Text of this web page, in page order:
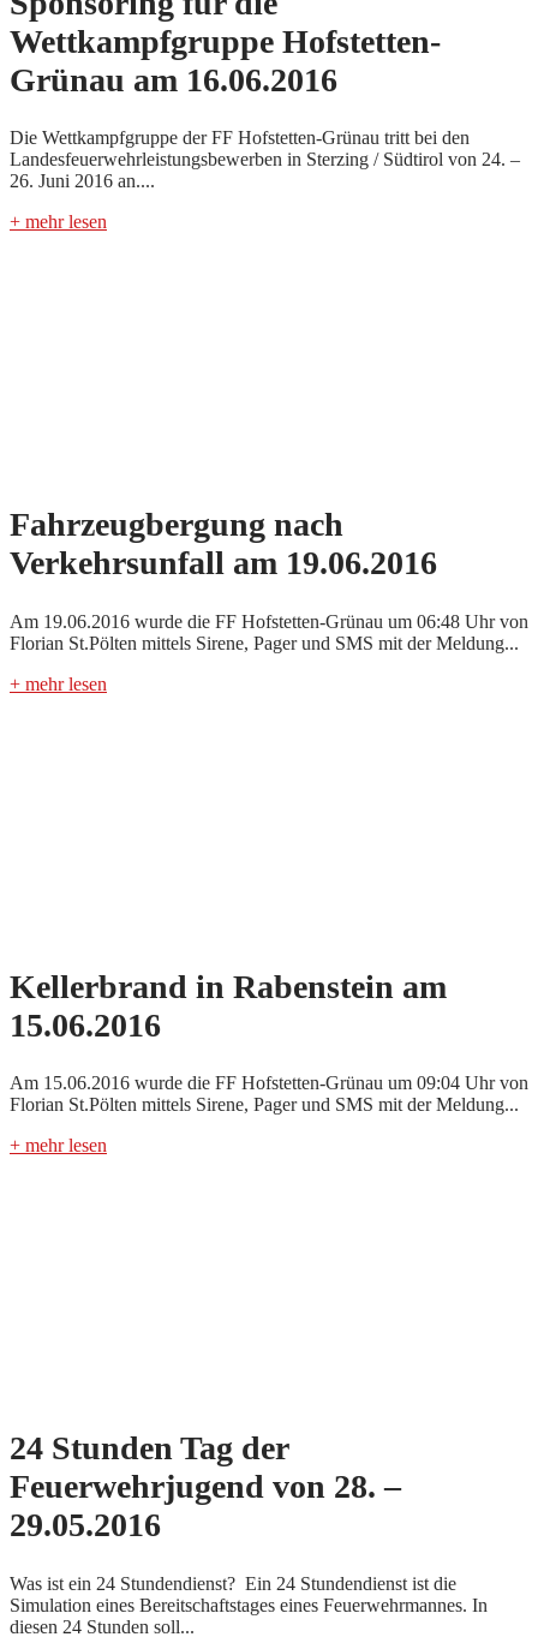
Wettkampfgruppe Hofstetten-
Grünau am 16.06.2016
Die Wettkampfgruppe der FF Hofstetten-Grünau tritt bei den
Landesfeuerwehrleistungsbewerben in Sterzing / Südtirol von 24. –
26. Juni 2016 an....
+ mehr lesen
Fahrzeugbergung nach
Verkehrsunfall am 19.06.2016
Am 19.06.2016 wurde die FF Hofstetten-Grünau um 06:48 Uhr von
Florian St.Pölten mittels Sirene, Pager und SMS mit der Meldung...
+ mehr lesen
Kellerbrand in Rabenstein am
15.06.2016
Am 15.06.2016 wurde die FF Hofstetten-Grünau um 09:04 Uhr von
Florian St.Pölten mittels Sirene, Pager und SMS mit der Meldung...
+ mehr lesen
24 Stunden Tag der
Feuerwehrjugend von 28. –
29.05.2016
Was ist ein 24 Stundendienst? Ein 24 Stundendienst ist die
Simulation eines Bereitschaftstages eines Feuerwehrmannes. In
diesen 24 Stunden soll...